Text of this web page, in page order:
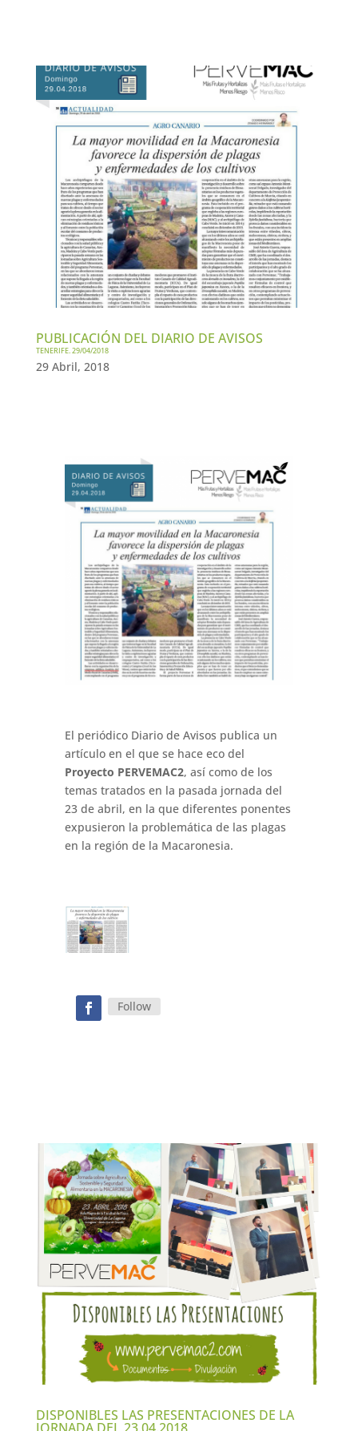
PUBLICACIÓN DEL DIARIO DE AVISOS
TENERIFE. 29/04/2018
29 Abril, 2018
El periódico Diario de Avisos publica un
artículo en el que se hace eco del
Proyecto PERVEMAC2, así como de los
temas tratados en la pasada jornada del
23 de abril, en la que diferentes ponentes
expusieron la problemática de las plagas
en la región de la Macaronesia.
Follow
DISPONIBLES LAS PRESENTACIONES DE LA